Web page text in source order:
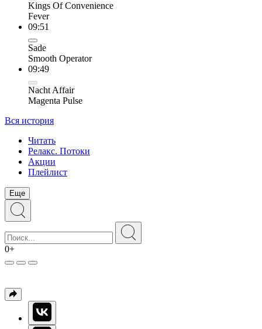
Kings Of Convenience
Fever
09:51
Sade
Smooth Operator
09:49
Nacht Affair
Magenta Pulse
Вся история
Читать
Релакс. Потоки
Акции
Плейлист
Еще
0+